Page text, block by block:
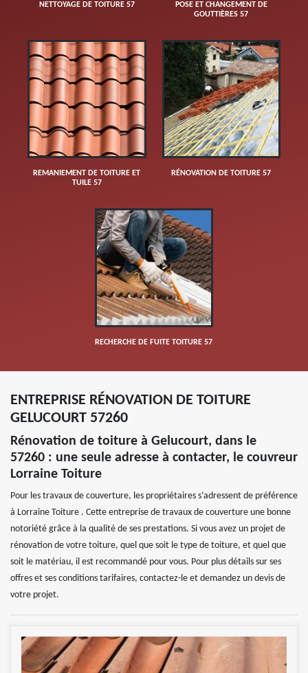
NETTOYAGE DE TOITURE 57
POSE ET CHANGEMENT DE
GOUTTIÈRES 57
REMANIEMENT DE TOITURE ET
TUILE 57
RÉNOVATION DE TOITURE 57
RECHERCHE DE FUITE TOITURE 57
ENTREPRISE RÉNOVATION DE TOITURE
GELUCOURT 57260
Rénovation de toiture à Gelucourt, dans le
57260 : une seule adresse à contacter, le couvreur
Lorraine Toiture
Pour les travaux de couverture, les propriétaires s’adressent de préférence
à Lorraine Toiture . Cette entreprise de travaux de couverture une bonne
notoriété grâce à la qualité de ses prestations. Si vous avez un projet de
rénovation de votre toiture, quel que soit le type de toiture, et quel que
soit le matériau, il est recommandé pour vous. Pour plus détails sur ses
offres et ses conditions tarifaires, contactez-le et demandez un devis de
votre projet.